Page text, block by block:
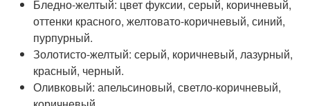
Бледно-желтый: цвет фуксии, серый, коричневый,
оттенки красного, желтовато-коричневый, синий,
пурпурный.
Золотисто-желтый: серый, коричневый, лазурный,
красный, черный.
Оливковый: апельсиновый, светло-коричневый,